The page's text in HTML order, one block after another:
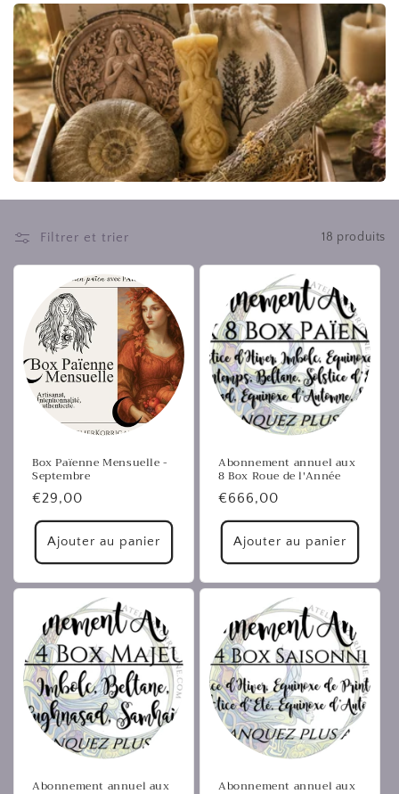
Filtrer et trier 18 produits
Box Païenne Mensuelle -
Septembre
Prix
habituel
€29,00
Ajouter au panier
Abonnement annuel aux
8 Box Roue de l'Année
Prix
habituel
€666,00
Ajouter au panier
Abonnement annuel aux Abonnement annuel aux